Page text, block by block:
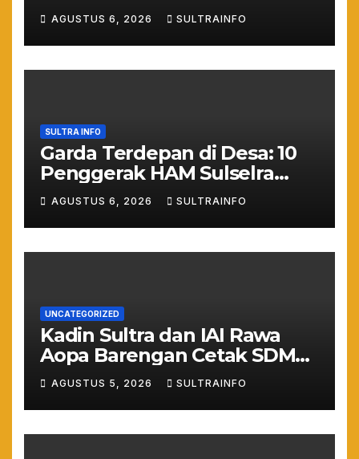
Keras: Lahan Puuwatu Siap
Diduduki Jika Tak Ada
Kepastian Hukum
AGUSTUS 6, 2026 SULTRAINFO
SULTRA INFO
Garda Terdepan di Desa: 10
Penggerak HAM Sulselra
Resmi Bertugas Mengawal
Asta Cita Prabowo
AGUSTUS 6, 2026 SULTRAINFO
UNCATEGORIZED
Kadin Sultra dan IAI Rawa
Aopa Barengan Cetak SDM
Siap Kerja dan Wirausaha
Muda
AGUSTUS 5, 2026 SULTRAINFO